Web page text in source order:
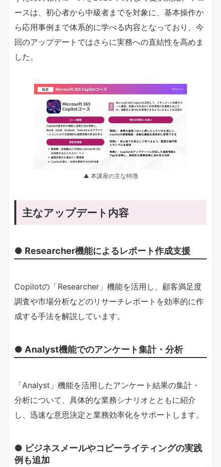
ースは、初心者から中級者までを対象に、基本操作か
ら応用事例まで体系的に学べる内容となっており、今
回のアップデートではさらに実務への直結性を高めま
した。
▲ 本講座の主な特徴
主なアップデート内容
● Researcher機能によるレポート作成支援
Copilotの「Researcher」機能を活用し、顧客満足度
調査や市場分析などのリサーチレポートを効率的に作
成する手法を解説しています。
● Analyst機能でのアンケート集計・分析
「Analyst」機能を活用したアンケート結果の集計・
分析について、具体的な業務シナリオとともに紹介
し、迅速な意思決定と業務効率化をサポートします。
● ビジネスメールやコピーライティングの実践
例も追加